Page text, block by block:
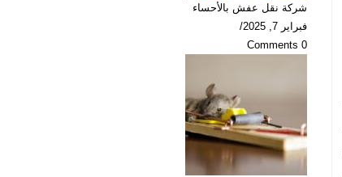
شركة نقل عفش بالأحساء
فبراير 7, 2025
/
0 Comments